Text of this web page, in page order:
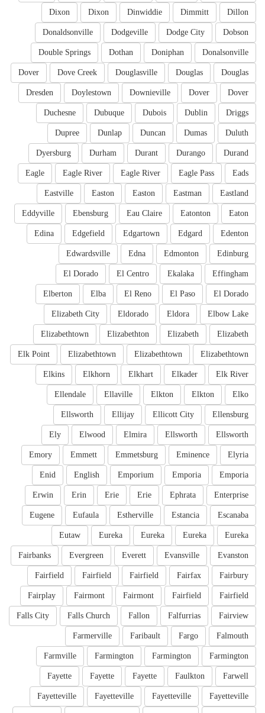
Dillon
Dimmitt
Dinwiddie
Dixon
Dixon
Dobson
Dodge City
Dodgeville
Donaldsonville
Donalsonville
Doniphan
Dothan
Double Springs
Douglas
Douglas
Douglasville
Dove Creek
Dover
Dover
Dover
Downieville
Doylestown
Dresden
Driggs
Dublin
Dubois
Dubuque
Duchesne
Duluth
Dumas
Duncan
Dunlap
Dupree
Durand
Durango
Durant
Durham
Dyersburg
Eads
Eagle Pass
Eagle River
Eagle River
Eagle
Eastland
Eastman
Easton
Easton
Eastville
Eaton
Eatonton
Eau Claire
Ebensburg
Eddyville
Edenton
Edgard
Edgartown
Edgefield
Edina
Edinburg
Edmonton
Edna
Edwardsville
Effingham
Ekalaka
El Centro
El Dorado
El Dorado
El Paso
El Reno
Elba
Elberton
Elbow Lake
Eldora
Eldorado
Elizabeth City
Elizabeth
Elizabeth
Elizabethton
Elizabethtown
Elizabethtown
Elizabethtown
Elizabethtown
Elk Point
Elk River
Elkader
Elkhart
Elkhorn
Elkins
Elko
Elkton
Elkton
Ellaville
Ellendale
Ellensburg
Ellicott City
Ellijay
Ellsworth
Ellsworth
Ellsworth
Elmira
Elwood
Ely
Elyria
Eminence
Emmetsburg
Emmett
Emory
Emporia
Emporia
Emporium
English
Enid
Enterprise
Ephrata
Erie
Erie
Erin
Erwin
Escanaba
Estancia
Estherville
Eufaula
Eugene
Eureka
Eureka
Eureka
Eureka
Eutaw
Evanston
Evansville
Everett
Evergreen
Fairbanks
Fairbury
Fairfax
Fairfield
Fairfield
Fairfield
Fairfield
Fairfield
Fairmont
Fairmont
Fairplay
Fairview
Falfurrias
Fallon
Falls Church
Falls City
Falmouth
Fargo
Faribault
Farmerville
Farmington
Farmington
Farmington
Farmville
Farwell
Faulkton
Fayette
Fayette
Fayette
Fayetteville
Fayetteville
Fayetteville
Fayetteville